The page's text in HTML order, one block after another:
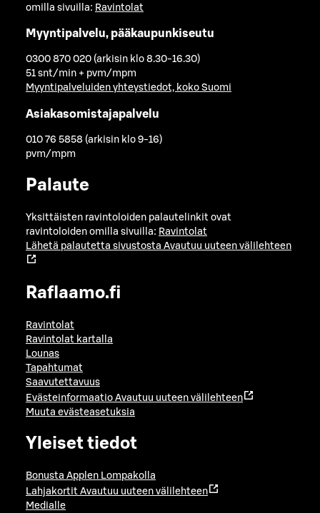
omilla sivuilla: Ravintolat
Myyntipalvelu, pääkaupunkiseutu
0300 870 020 (arkisin klo 8.30-16.30)
51 snt/min + pvm/mpm
Myyntipalveluiden yhteystiedot, koko Suomi
Asiakasomistajapalvelu
010 76 5858 (arkisin klo 9-16)
pvm/mpm
Palaute
Yksittäisten ravintoloiden palautelinkit ovat
ravintoloiden omilla sivuilla: Ravintolat
Lähetä palautetta sivustosta Avautuu uuteen välilehteen
Raflaamo.fi
Ravintolat
Ravintolat kartalla
Lounas
Tapahtumat
Saavutettavuus
Evästeinformaatio Avautuu uuteen välilehteen
Muuta evästeasetuksia
Yleiset tiedot
Bonusta Applen Lompakolla
Lahjakortit Avautuu uuteen välilehteen
Medialle